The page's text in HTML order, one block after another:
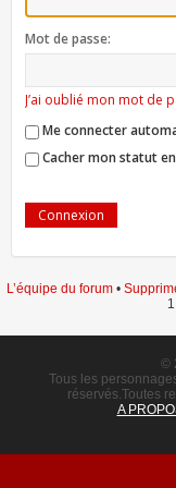
Mot de passe:
J’ai oublié mon mot de
Me connecter
Cacher mon statut
L’équipe du forum•
©
Tous les
réservés.Toutes
A